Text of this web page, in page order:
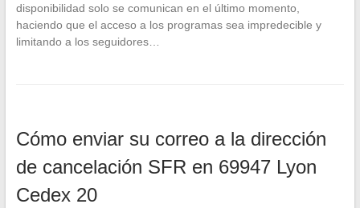
disponibilidad solo se comunican en el último momento,
haciendo que el acceso a los programas sea impredecible y
limitando a los seguidores…
Cómo enviar su correo a la dirección
de cancelación SFR en 69947 Lyon
Cedex 20